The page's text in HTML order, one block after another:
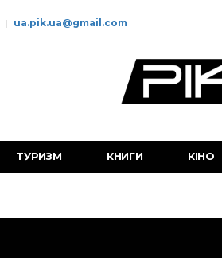
ua.pik.ua@gmail.com
ТУРИЗМ КНИГИ КІНО